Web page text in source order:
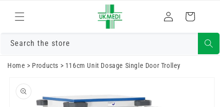
към
съдържанието
Влизам Количка
Search the store
Home > Products > 116cm Unit Dosage Single Door Trolley
информацията
за продукта